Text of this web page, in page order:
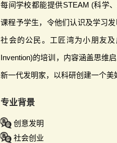
每间学校都能提供STEAM (科学
课程予学生，令他们认识及学习
社会的公民。工匠湾为小朋友
Invention)的培训，内容涵盖思维
新一代发明家，以科研创建一个美
专业背景
创意发明
社会创业